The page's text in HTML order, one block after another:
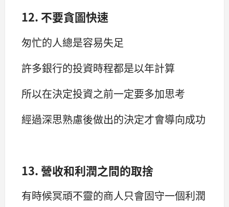
12. 不要貪圖快速
匆忙的人總是容易失足
許多銀行的投資時程都是以年計算
所以在決定投資之前一定要多加思考
經過深思熟慮後做出的決定才會導向成功
13. 營收和利潤之間的取捨
有時候冥頑不靈的商人只會固守一個利潤